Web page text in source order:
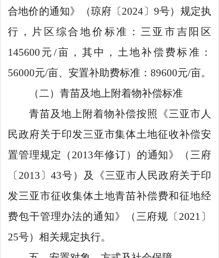
合地价的通知》（琼府〔2024〕 9号）规定执
行，片区综合地价标准： 三亚市吉阳区
145600 元 /亩 ，其中，土地补偿费标准：
56000元/亩、 安置补助费标准： 89600元/亩。
（二）青苗及地上附着物补偿标准
青苗及地上附着物补偿按照《三亚市人
民政府关于印发三亚市集体土地征收补偿安
置管理规定（ 2013年修订）的通知》（ 三 府
〔 2013 〕43号） 及《三亚市人民政府关于印
发三亚市征收集体土地青苗补偿费和征地经
费包干管理办法的通知》（三府规 〔 2021 〕
25号） 相关规定执行。